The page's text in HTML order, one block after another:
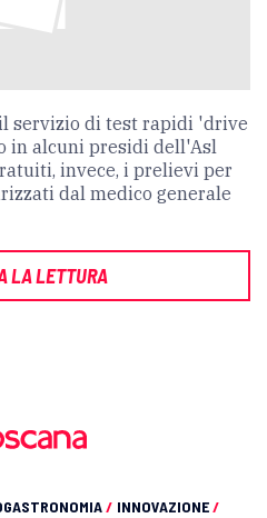
servizio di test rapidi 'drive
in alcuni presidi dell'Asl
invece, i prelievi per
dal medico generale
LA LETTURA
/ INNOVAZIONE/